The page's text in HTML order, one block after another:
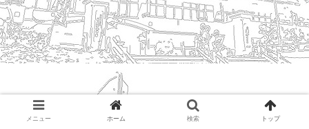
メニュー ホーム 検索 トップ